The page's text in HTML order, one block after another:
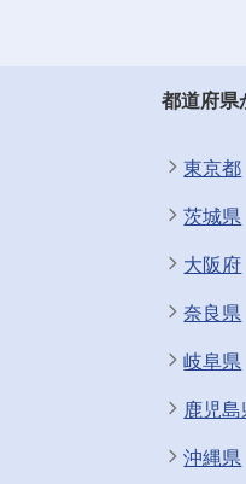
都道府県
東京都
茨城県
大阪府
奈良県
岐阜県
鹿児島
沖縄県